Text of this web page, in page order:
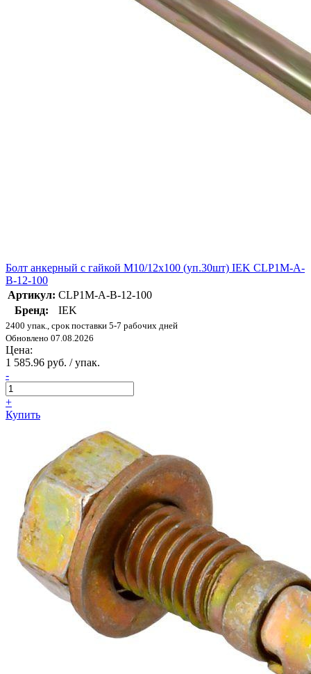
Болт анкерный с гайкой М10/12х100 (уп.30шт) IEK CLP1M-A-
B-12-100
Артикул: CLP1M-A-B-12-100
Бренд:
IEK
2400 упак., срок поставки 5-7 рабочих дней
Обновлено 07.08.2026
Цена:
1 585.96 руб. / упак.
-
+
Купить